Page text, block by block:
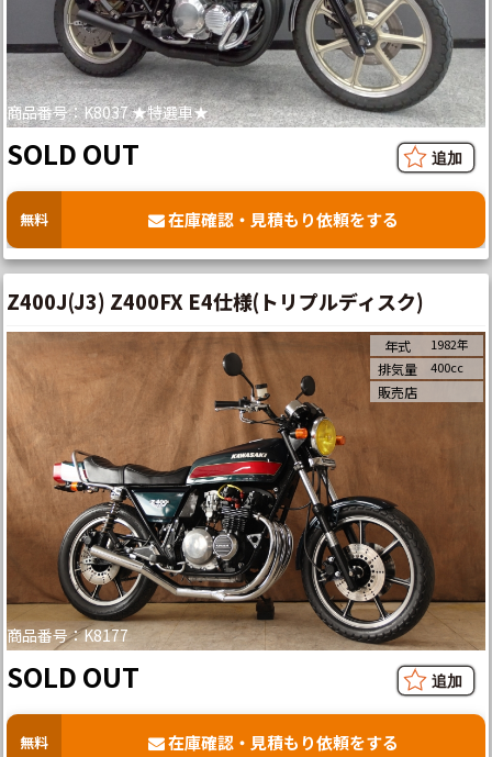
商品番号：K8037 ★特選車★
SOLD OUT
無料 在庫確認・見積もり依頼をする
Z400J(J3) Z400FX E4仕様(トリプルディスク)
商品番号：K8177
年式 1982年
排気量 400cc
販売店
SOLD OUT
無料 在庫確認・見積もり依頼をする